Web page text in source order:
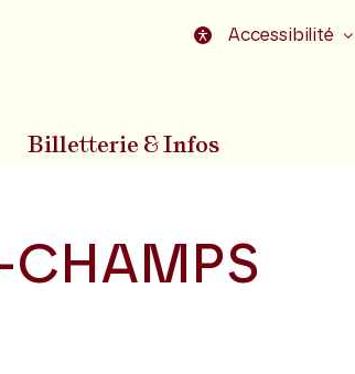
au pied de la page Accessibilité
Billetterie & Infos
CHAMPS